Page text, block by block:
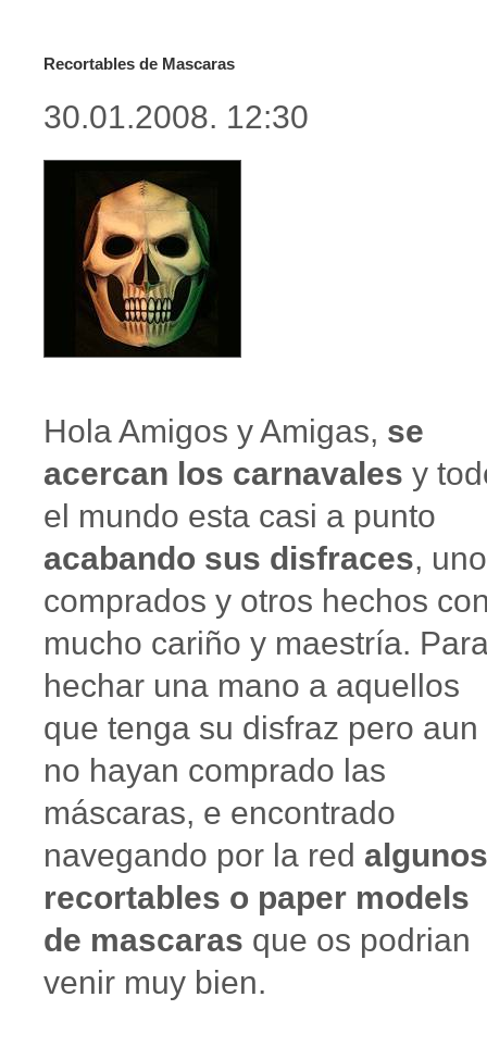
Recortables de Mascaras
30.01.2008. 12:30
Hola Amigos y Amigas, se
acercan los carnavales y
el mundo esta casi a punto
acabando sus disfraces,
comprados y otros hechos
mucho cariño y maestría.
hechar una mano a aquellos
que tenga su disfraz pero aun
no hayan comprado las
máscaras, e encontrado
navegando por la red algunos
recortables o paper models
de mascaras que os podrian
venir muy bien.